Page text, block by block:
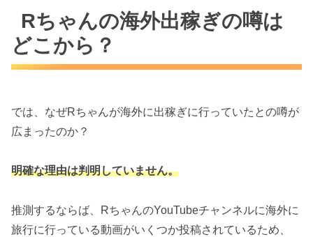
Rちゃんの海外出稼ぎの噂は
どこから？
では、なぜRちゃんが海外に出稼ぎに行っていたとの噂が
広まったのか？
明確な理由は判明していません。
推測するならば、RちゃんのYouTubeチャンネルに海外に
旅行に行っている動画がいくつか投稿されているため、